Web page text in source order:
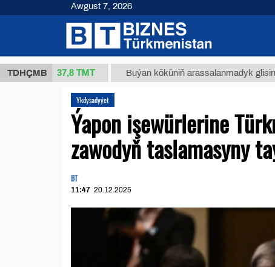
TDHÇMB
37,8 ТМТ Buýan köküniň arassalanmadyk glisirrizin
Ykdysadyýet
Ýapon işewürlerine
zawodyň taslamasyny
BT
11:47 20.12.2025
Awgust 7, 2026